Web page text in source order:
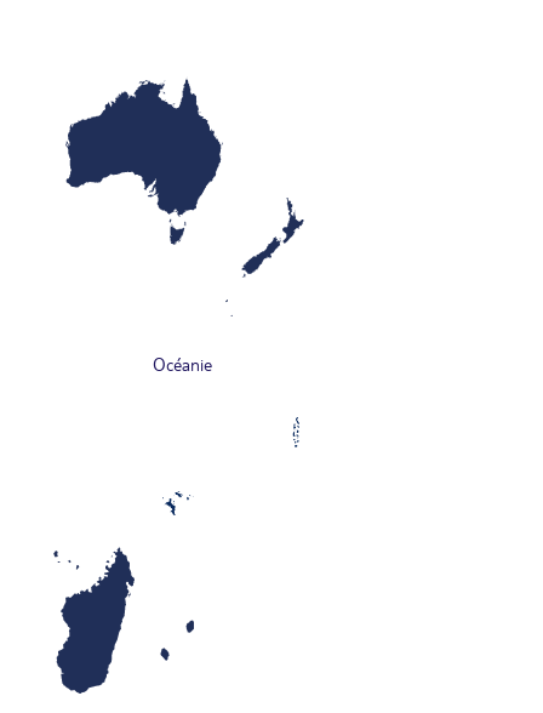
Océanie